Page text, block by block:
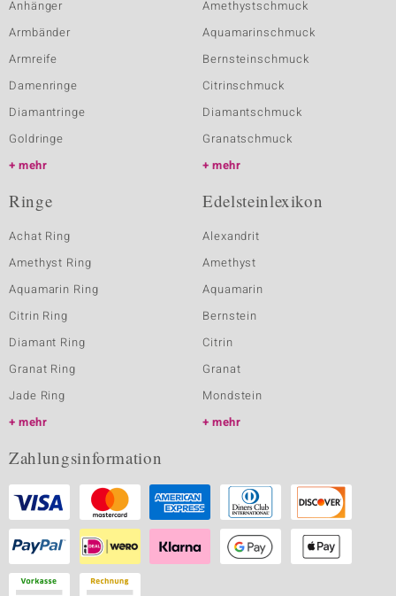
Anhänger
Armbänder
Armreife
Damenringe
Diamantringe
Goldringe
mehr
Amethystschmuck
Aquamarinschmuck
Bernsteinschmuck
Citrinschmuck
Diamantschmuck
Granatschmuck
mehr
Ringe
Achat Ring
Amethyst Ring
Aquamarin Ring
Citrin Ring
Diamant Ring
Granat Ring
Jade Ring
mehr
Edelsteinlexikon
Alexandrit
Amethyst
Aquamarin
Bernstein
Citrin
Granat
Mondstein
mehr
Zahlungsinformation